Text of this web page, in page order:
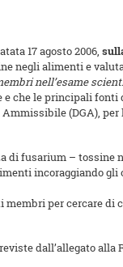
17 agosto 2006,
negli alimenti e
nell’esame
le principali
(DGA),
di fusarium –
incoraggiando
per cercare
dall’allegato